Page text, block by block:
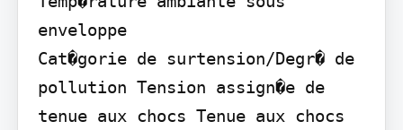
enveloppe
Cat�gorie de surtension/Degr� de
pollution Tension assign�e de
tenue aux chocs Tenue aux chocs